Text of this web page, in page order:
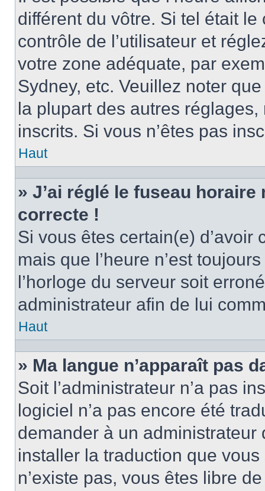
différent du vôtre. Si tel était
contrôle de l’utilisateur et
votre zone adéquate, par
Sydney, etc. Veuillez noter
la plupart des autres réglages,
inscrits. Si vous n’êtes pas
Haut
» J’ai réglé le fuseau horaire
correcte !
Si vous êtes certain(e)
mais que l’heure n’est
l’horloge du serveur soit
administrateur afin de lui
Haut
» Ma langue n’apparaît pas
Soit l’administrateur n’a pas
logiciel n’a pas encore été
demander à un administrateur
installer la traduction que
n’existe pas, vous êtes libre